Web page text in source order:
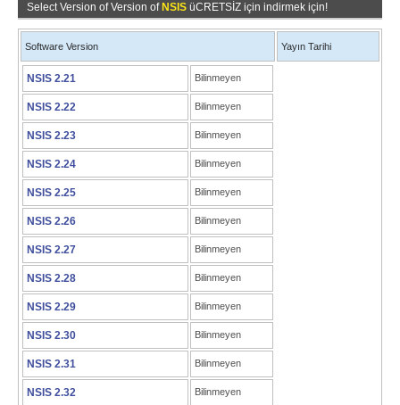
Select Version of Version of NSIS üCRETSİZ için indirmek için!
Software Version Yayın Tarihi
NSIS 2.21 Bilinmeyen
NSIS 2.22 Bilinmeyen
NSIS 2.23 Bilinmeyen
NSIS 2.24 Bilinmeyen
NSIS 2.25 Bilinmeyen
NSIS 2.26 Bilinmeyen
NSIS 2.27 Bilinmeyen
NSIS 2.28 Bilinmeyen
NSIS 2.29 Bilinmeyen
NSIS 2.30 Bilinmeyen
NSIS 2.31 Bilinmeyen
NSIS 2.32 Bilinmeyen